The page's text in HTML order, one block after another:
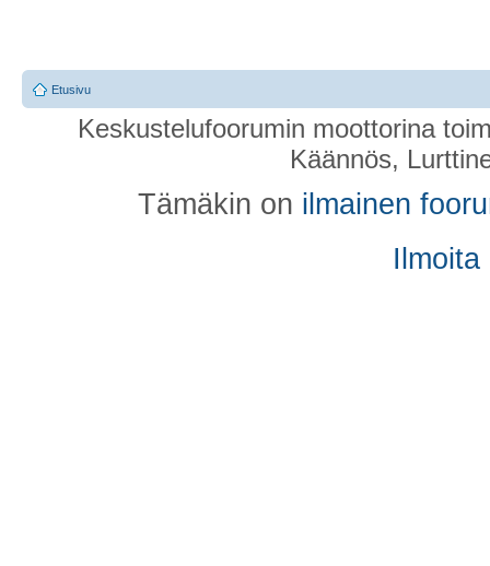
Etusivu
Keskustelufoorumin moottorina
Käännös,
Tämäkin on ilmainen